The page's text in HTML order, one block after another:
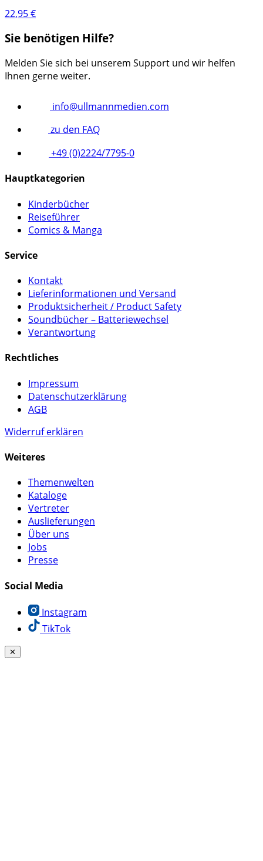
22,95€
Sie benötigen Hilfe?
Melden Sie sich bei unserem Support und wir helfen
Ihnen gerne weiter.
info@ullmannmedien.com
zu den FAQ
+49 (0)2224/7795-0
Hauptkategorien
Kinderbücher
Reiseführer
Comics & Manga
Service
Kontakt
Lieferinformationen und Versand
Produktsicherheit / Product Safety
Soundbücher – Batteriewechsel
Verantwortung
Rechtliches
Impressum
Datenschutzerklärung
AGB
Widerruf erklären
Weiteres
Themenwelten
Kataloge
Vertreter
Auslieferungen
Über uns
Jobs
Presse
Social Media
Instagram
TikTok
✕